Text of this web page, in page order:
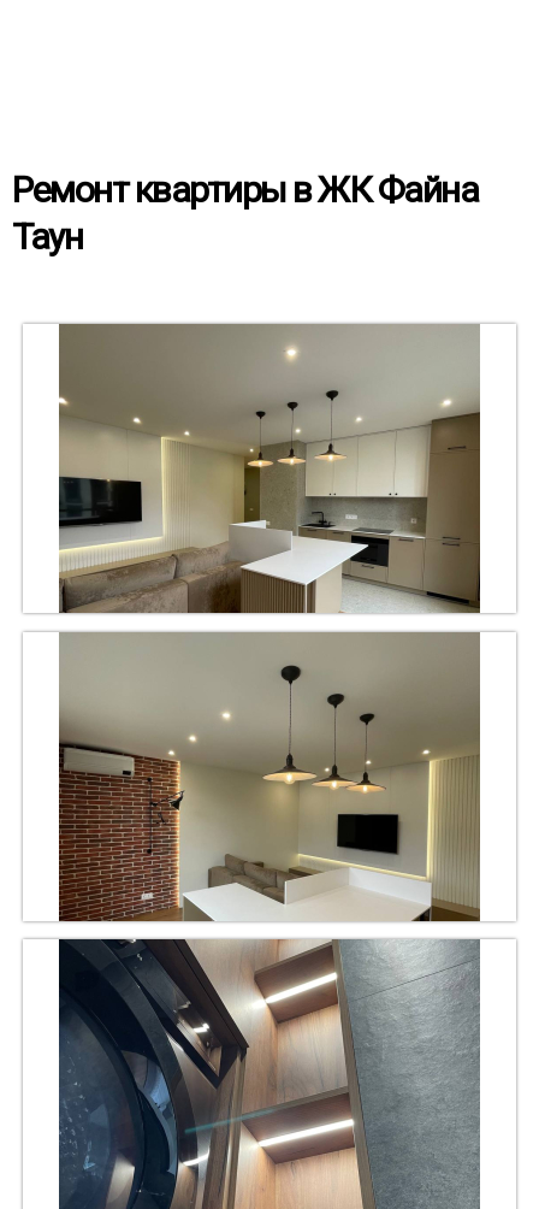
Ремонт квартиры в ЖК Файна
Таун